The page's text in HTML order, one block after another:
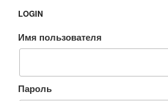
LOGIN
Имя пользователя
Пароль